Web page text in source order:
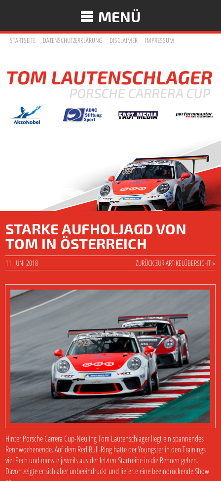
MENÜ
STARTSEITE DATENSCHUTZERKLÄRUNG DISCLAIMER IMPRESSUM
STARKE AUFHOLJAGD VON
TOM IN ÖSTERREICH
11. JUNI 2018 ZURÜCK ZUR ARTIKELÜBERSICHT »
Hinter Porsche Carrera Cup-Neuling Tom Lautenschlager liegt ein spannendes
Rennwochenende. Auf dem Red Bull-Ring hatte der Youngster in den Trainings
viel Pech und musste jeweils aus der letzten Startreihe in die Rennen gehen.
Davon zeigte er sich aber unbeeindruckt und lieferte eine beeindruckende Show